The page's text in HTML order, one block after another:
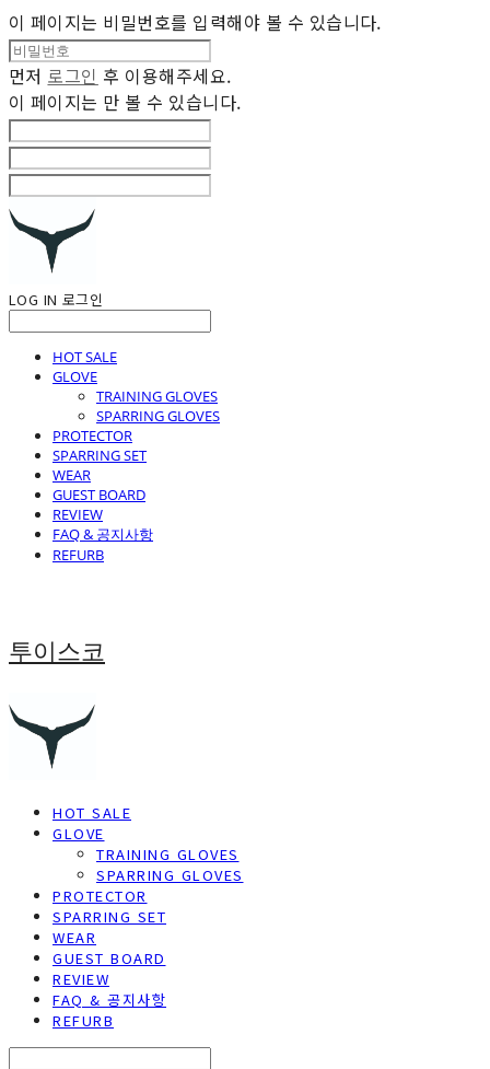
이 페이지는 비밀번호를 입력해야 볼 수 있습니다.
먼저 로그인 후 이용해주세요.
이 페이지는 만 볼 수 있습니다.
LOG IN 로그인
HOT SALE
GLOVE
TRAINING GLOVES
SPARRING GLOVES
PROTECTOR
SPARRING SET
WEAR
GUEST BOARD
REVIEW
FAQ & 공지사항
REFURB
투이스코
HOT SALE
GLOVE
TRAINING GLOVES
SPARRING GLOVES
PROTECTOR
SPARRING SET
WEAR
GUEST BOARD
REVIEW
FAQ & 공지사항
REFURB